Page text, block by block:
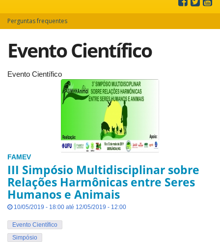
Perguntas frequentes
Evento Científico
Evento Científico
FAMEV
III Simpósio Multidisciplinar sobre
Relações Harmônicas entre Seres
Humanos e Animais
10/05/2019 - 18:00 até 12/05/2019 - 12:00
Evento Científico
Simpósio